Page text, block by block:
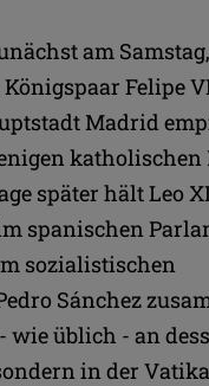
am
Felipe
Madrid
später hält Leo
spanischen
sozialistischen
Sánchez
üblich - an
in der